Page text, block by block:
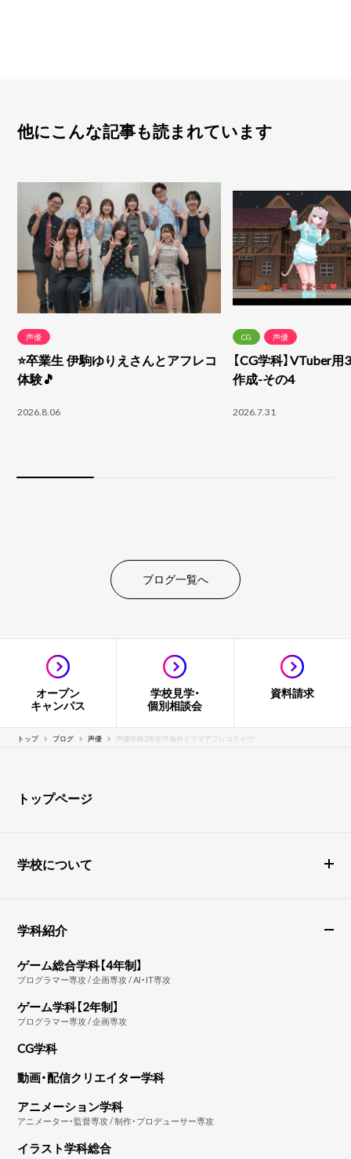
他にこんな記事も読まれています
声優
⭐卒業生 伊駒ゆりえさんとアフレコ
体験🎵
2026.8.06
CG 声優
【CG学科】VTuber
作成-その4
2026.7.31
ブログ一覧へ
オープン
キャンパス
学校見学・
個別相談会
資料請求
トップ ブログ 声優 声優学科2年生💛海外ドラマアフレコライヴ
トップページ
学校について
学科紹介
ゲーム総合学科【4年制】
プログラマー専攻 / 企画専攻 / AI・IT専攻
ゲーム学科【2年制】
プログラマー専攻 / 企画専攻
CG学科
動画・配信クリエイター学科
アニメーション学科
アニメーター・監督専攻 / 制作・プロデューサー専攻
イラスト学科総合